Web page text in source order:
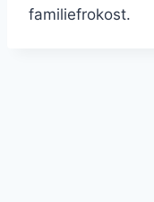
familiefrokost.